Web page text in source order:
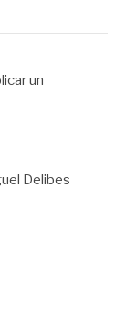
un
Delibes